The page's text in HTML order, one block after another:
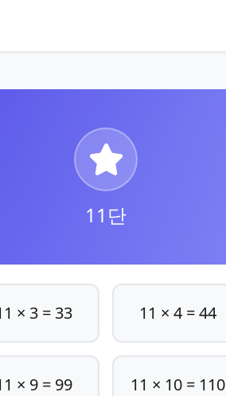
11단
× 3 = 33 11 × 4 = 44
× 9 = 99 11 × 10 = 110